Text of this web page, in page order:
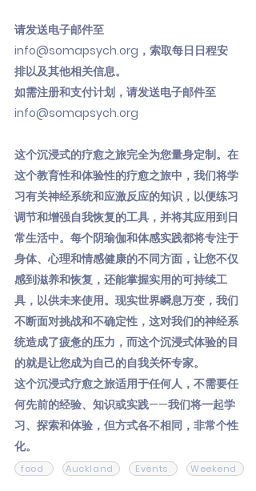
请发送电子邮件至
info@somapsych.org ，索取每日日程安
排以及其他相关信息。
如需注册和支付计划，请发送电子邮件至
info@somapsych.org
这个沉浸式的疗愈之旅完全为您量身定制。在
这个教育性和体验性的疗愈之旅中，我们将学
习有关神经系统和应激反应的知识，以便练习
调节和增强自我恢复的工具，并将其应用到日
常生活中。每个阴瑜伽和体感实践都将专注于
身体、心理和情感健康的不同方面，让您不仅
感到滋养和恢复，还能掌握实用的可持续工
具，以供未来使用。现实世界瞬息万变，我们
不断面对挑战和不确定性，这对我们的神经系
统造成了疲惫的压力，而这个沉浸式体验的目
的就是让您成为自己的自我关怀专家。
这个沉浸式疗愈之旅适用于任何人，不需要任
何先前的经验、知识或实践——我们将一起学
习、探索和体验，但方式各不相同，非常个性
化。
food Auckland Events Weekend